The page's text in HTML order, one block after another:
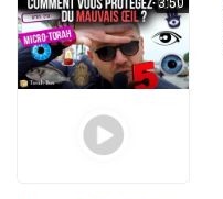
3:50